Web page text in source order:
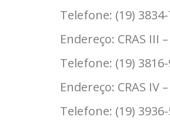
Telefone: (19) 3834-
Endereço: CRAS III
Telefone: (19)
Endereço: CRAS
Telefone: (19) 3936-